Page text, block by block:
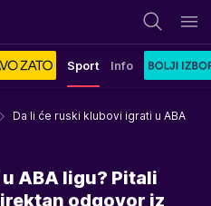
Sport Info
Da li će ruski klubovi igrati u ABA
ABA ligu? Pitali
odgovor iz